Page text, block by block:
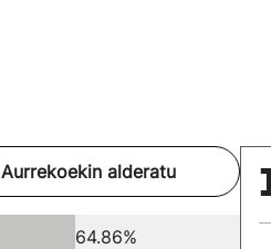
Aurrekoekin alderatu
64.86%